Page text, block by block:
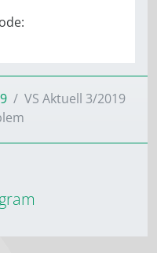
VS Aktuell 3/2019